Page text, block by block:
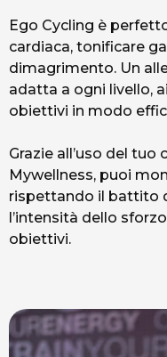
Ego Cycling è
cardiaca, tonificare
dimagrimento. Un
adatta a ogni livello,
obiettivi in modo
Grazie all’uso del tuo
Mywellness, puoi
rispettando il battito
l’intensità dello
obiettivi.